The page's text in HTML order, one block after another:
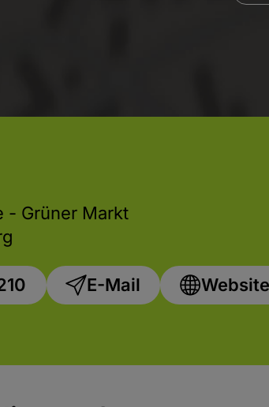
- Grüner Markt
E-Mail Website